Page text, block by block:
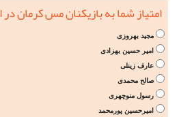
امتیاز شما به بازیکنان مس کرمان
مجید بهروزی
امیر حسین بهزادی
عارف زینلی
صالح محمدی
رسول منوچهری
امیرحسین پورمحمد